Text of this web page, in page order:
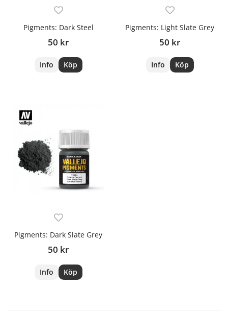
Pigments: Dark Steel
50 kr
Info Köp
Pigments: Light Slate Grey
50 kr
Info Köp
Pigments: Dark Slate Grey
50 kr
Info Köp